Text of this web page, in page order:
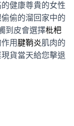
健康尊貴的女性
偷的溜回家中的
到皮會選擇枇杷
用 腱鞘炎肌肉的
貨當天給您擊退